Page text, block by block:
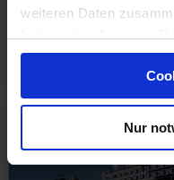
weiteren Daten
gesammelt haben.
Nur